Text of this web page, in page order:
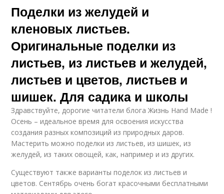
Поделки из желудей и
кленовых листьев.
Оригинальные поделки из
листьев, из листьев и желудей,
листьев и цветов, листьев и
шишек. Для садика и школы
Здравствуйте, дорогие читатели блога Жизнь Hand Made !
Осень – идеальное время для освоения искусства
создания разных композиций из природных даров.
Мастерить можно поделки из листьев, из шишек, из
желудей, из таких овощей, как, например и из других.
Существуют также варианты поделок из листьев и
цветов. Сентябрь очень богат красочными бесплатными